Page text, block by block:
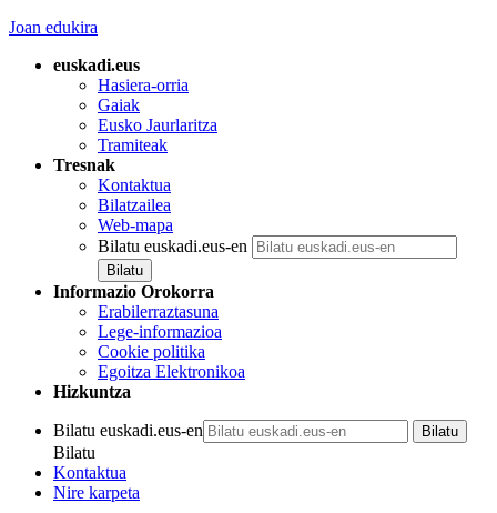
Joan edukira
euskadi.eus
Hasiera-orria
Gaiak
Eusko Jaurlaritza
Tramiteak
Tresnak
Kontaktua
Bilatzailea
Web-mapa
Bilatu euskadi.eus-en
Informazio Orokorra
Erabilerraztasuna
Lege-informazioa
Cookie politika
Egoitza Elektronikoa
Hizkuntza
Bilatu euskadi.eus-en
Bilatu
Kontaktua
Nire karpeta